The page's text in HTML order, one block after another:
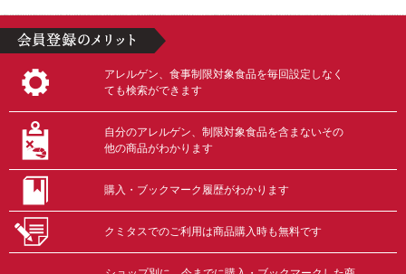
アレルゲン、食事制限対象食品を毎回設定しなく
ても検索ができます
自分のアレルゲン、制限対象食品を含まないその
他の商品がわかります
購入・ブックマーク履歴がわかります
クミタスでのご利用は商品購入時も無料です